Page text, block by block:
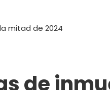
mitad de 2024
de